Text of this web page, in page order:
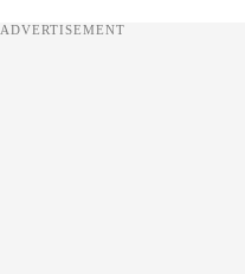
ADVERTISEMENT